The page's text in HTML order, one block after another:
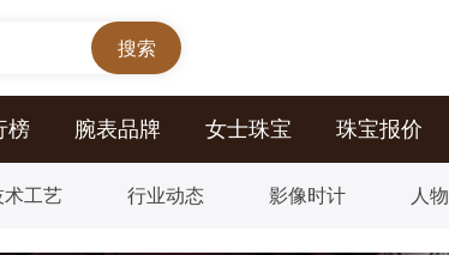
榜 腕表品牌 女士珠宝 珠宝报价
术工艺 行业动态 影像时计 人物